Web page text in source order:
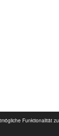
Funktionalität zu